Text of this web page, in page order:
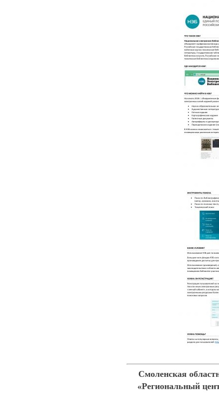
Смоленская
«Региональный